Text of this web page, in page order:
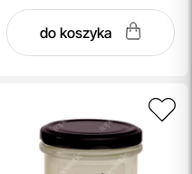
do koszyka